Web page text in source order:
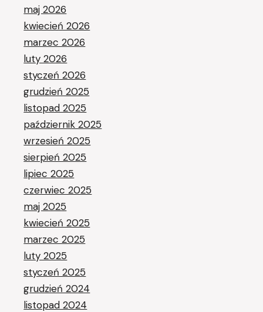
maj 2026
kwiecień 2026
marzec 2026
luty 2026
styczeń 2026
grudzień 2025
listopad 2025
październik 2025
wrzesień 2025
sierpień 2025
lipiec 2025
czerwiec 2025
maj 2025
kwiecień 2025
marzec 2025
luty 2025
styczeń 2025
grudzień 2024
listopad 2024